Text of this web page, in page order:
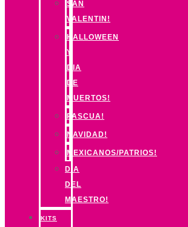
SAN
VALENTIN!
HALLOWEEN
Y
DIA
DE
MUERTOS!
PASCUA!
NAVIDAD!
MEXICANOS/PATRIOS!
DIA
DEL
MAESTRO!
KITS